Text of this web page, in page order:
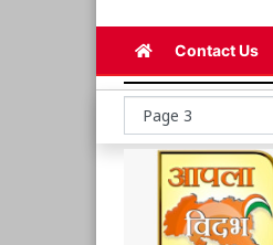
Contact Us